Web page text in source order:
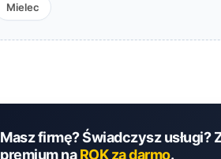
Mielec
Masz firmę? Świadczysz usługi?
premium naROK za darmo.